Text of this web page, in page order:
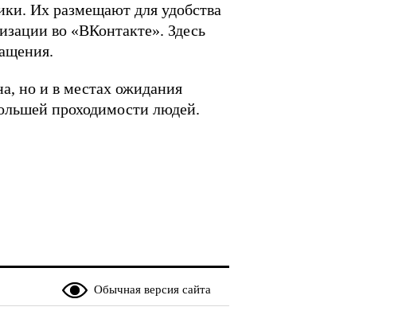
Их размещают для удобства
во «ВКонтакте». Здесь
но и в местах ожидания
проходимости людей.
Обычная версия сайта